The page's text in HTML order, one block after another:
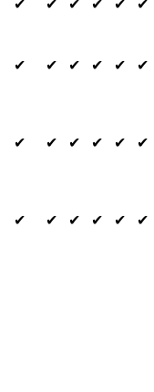
✔ ✔ ✔ ✔ ✔ ✔
✔ ✔ ✔ ✔ ✔ ✔
✔ ✔ ✔ ✔ ✔ ✔
✔ ✔ ✔ ✔ ✔ ✔